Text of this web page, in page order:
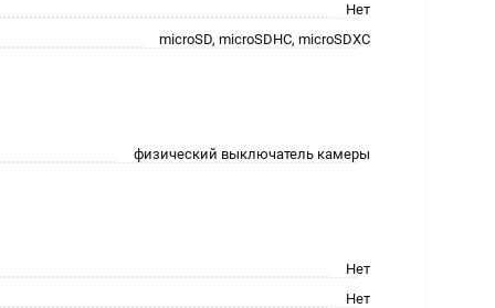
Нет
microSD, microSDHC, microSDXC
физический выключатель камеры
Нет
Нет